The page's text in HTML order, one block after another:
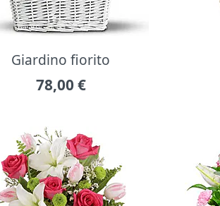
Giardino fiorito
78,00 €